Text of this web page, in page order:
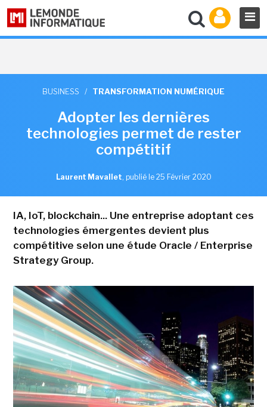
BUSINESS / TRANSFORMATION NUMÉRIQUE
Adopter les dernières
technologies permet de rester
compétitif
Laurent Mavallet, publié le 25 Février 2020
IA, IoT, blockchain... Une entreprise adoptant ces
technologies émergentes devient plus
compétitive selon une étude Oracle / Enterprise
Strategy Group.